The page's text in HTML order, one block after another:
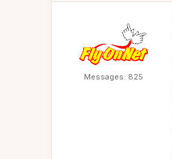
Messages: 825